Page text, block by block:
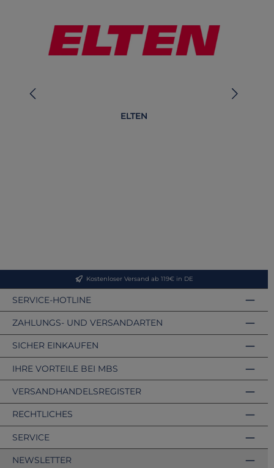
ELTEN
Kostenloser Versand ab 119€ in DE
SERVICE-HOTLINE
ZAHLUNGS- UND VERSANDARTEN
VERSANDHANDELSREGISTER
SICHER EINKAUFEN
IHRE VORTEILE BEI MBS
RECHTLICHES
SERVICE
NEWSLETTER